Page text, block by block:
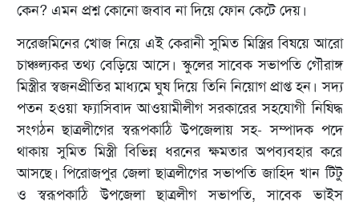
কেন? এমন প্রশ্ন কোনো জবাব না দিয়ে ফোন কেটে দেয়।
সরেজমিনের খোজ নিয়ে এই কেরানী সুমিত মিস্ত্রির বিষয়ে আরো
চাঞ্চল্যকর তথ্য বেড়িয়ে আসে। স্কুলের সাবেক সভাপতি গৌরাঙ্গ
মিস্ত্রীর স্বজনপ্রীতির মাধ্যমে ঘুষ দিয়ে তিনি নিয়োগ প্রাপ্ত হন। সদ্য
পতন হওয়া ফ্যাসিবাদ আওয়ামীলীগ সরকারের সহযোগী নিষিদ্ধ
সংগঠন ছাত্রলীগের স্বরূপকাঠি উপজেলায় সহ- সম্পাদক পদে
থাকায় সুমিত মিস্ত্রী বিভিন্ন ধরনের ক্ষমতার অপব্যবহার করে
আসছে। পিরোজপুর জেলা ছাত্রলীগের সভাপতি জাহিদ খান টিটু
ও স্বরূপকাঠি উপজেলা ছাত্রলীগ সভাপতি, সাবেক ভাইস